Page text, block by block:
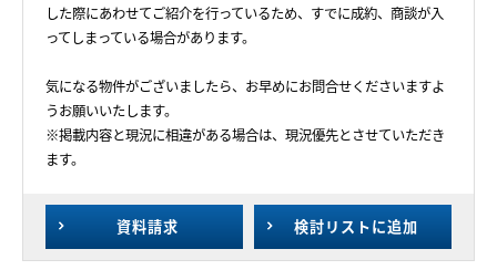
資料請求 検討リストに追加
した際にあわせてご紹介を行っているため、すでに成約、商談が入
ってしまっている場合があります。
気になる物件がございましたら、お早めにお問合せくださいますよ
うお願いいたします。
※掲載内容と現況に相違がある場合は、現況優先とさせていただき
ます。